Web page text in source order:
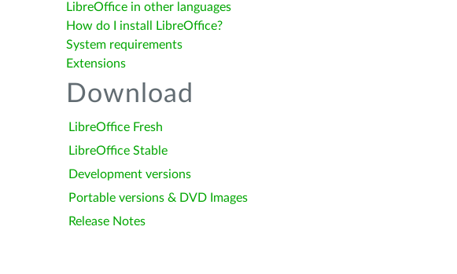
LibreOffice in other languages
How do I install LibreOffice?
System requirements
Extensions
Download
LibreOffice Fresh
LibreOffice Stable
Development versions
Portable versions & DVD Images
Release Notes